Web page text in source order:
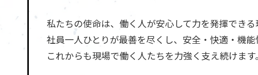
私たちの使命は、働く人が安心して力を発揮でき
社員一人ひとりが最善を尽くし、安全・快適・機
これからも現場で働く人たちを力強く支え続けます。